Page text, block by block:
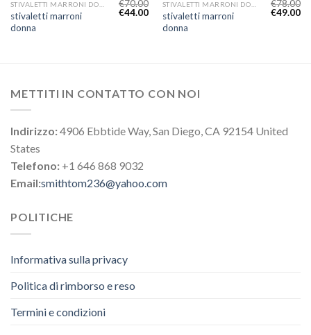
stivaletti marroni
donna
€70.00
€44.00
stivaletti marroni
donna
€78.00
€49.00
METTITI IN CONTATTO CON NOI
Indirizzo:4906 Ebbtide Way, San Diego, CA 92154 United
States
Telefono: +1 646 868 9032
Email:smithtom236@yahoo.com
POLITICHE
Informativa sulla privacy
Politica di rimborso e reso
Termini e condizioni